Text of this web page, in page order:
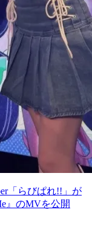
「らびぱれ!!」が
』のMVを公開